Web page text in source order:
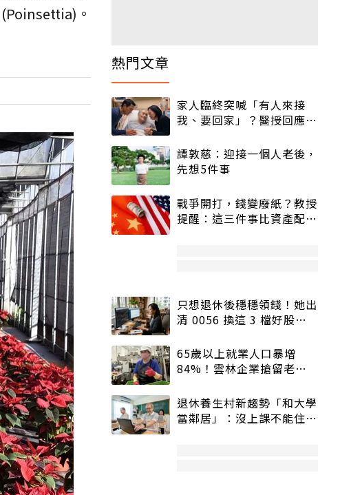
。
熱門文章
家人臨終突喊「有人來接
我、要回家」？醫授回應方
譚敦慈：迎接一個人老後，
先想5件事
戰爭開打，錢變廢紙？教授
提醒：這三件事比資產配置
只想退休後穩穩領錢！她出
清 0056 換這 3 檔好股：
65歲以上就業人口暴增
84%！雲林企業搶留老員
退休養生村新趨勢「和大學
當鄰居」：沒上課不能住、